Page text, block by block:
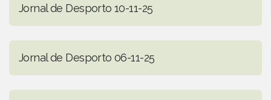
Jornal de Desporto 10-11-25
Jornal de Desporto 06-11-25